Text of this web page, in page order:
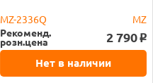
MZ-2336Q
MZ
Рекоменд.
розн.цена 2 790 o
Нет в наличии